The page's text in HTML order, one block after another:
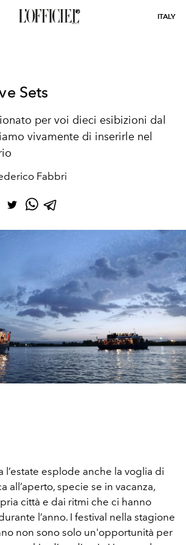
ITALY
Sets
per voi dieci esibizioni dal
vivamente di inserirle nel
Fabbri
l’estate esplode anche la voglia di
all’aperto, specie se in vacanza,
città e dai ritmi che ci hanno
l’anno. I festival nella stagione
non sono solo un'opportunità per